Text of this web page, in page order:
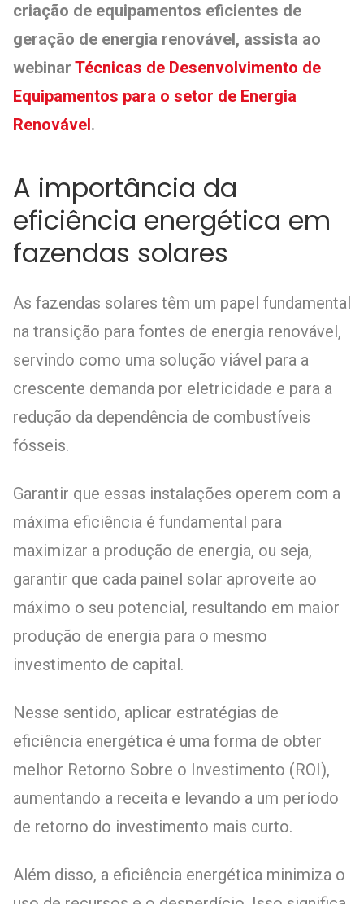
criação de equipamentos eficientes de
geração de energia renovável, assista ao
webinar Técnicas de Desenvolvimento de
Equipamentos para o setor de Energia
Renovável.
A importância da
eficiência energética em
fazendas solares
As fazendas solares têm um papel fundamental
na transição para fontes de energia renovável,
servindo como uma solução viável para a
crescente demanda por eletricidade e para a
redução da dependência de combustíveis
fósseis.
Garantir que essas instalações operem com a
máxima eficiência é fundamental para
maximizar a produção de energia, ou seja,
garantir que cada painel solar aproveite ao
máximo o seu potencial, resultando em maior
produção de energia para o mesmo
investimento de capital.
Nesse sentido, aplicar estratégias de
eficiência energética é uma forma de obter
melhor Retorno Sobre o Investimento (ROI),
aumentando a receita e levando a um período
de retorno do investimento mais curto.
Além disso, a eficiência energética minimiza o